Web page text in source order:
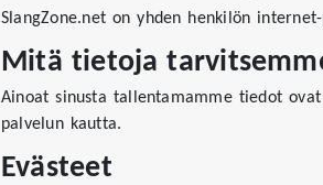
SlangZone.net on yhden henkilön
Mitä tietoja
Ainoat sinusta tallentamamme tiedot
palvelun kautta.
Evästeet